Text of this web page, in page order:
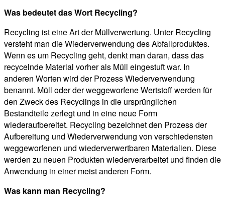
Was bedeutet das Wort Recycling?
Recycling ist eine Art der Müllverwertung. Unter Recycling
versteht man die Wiederverwendung des Abfallproduktes.
Wenn es um Recycling geht, denkt man daran, dass das
recycelnde Material vorher als Müll eingestuft war. In
anderen Worten wird der Prozess Wiederverwendung
benannt. Müll oder der weggeworfene Wertstoff werden für
den Zweck des Recyclings in die ursprünglichen
Bestandteile zerlegt und in eine neue Form
wiederaufbereitet. Recycling bezeichnet den Prozess der
Aufbereitung und Wiederverwendung von verschiedensten
weggeworfenen und wiederverwertbaren Materialien. Diese
werden zu neuen Produkten wiederverarbeitet und finden die
Anwendung in einer meist anderen Form.
Was kann man Recycling?